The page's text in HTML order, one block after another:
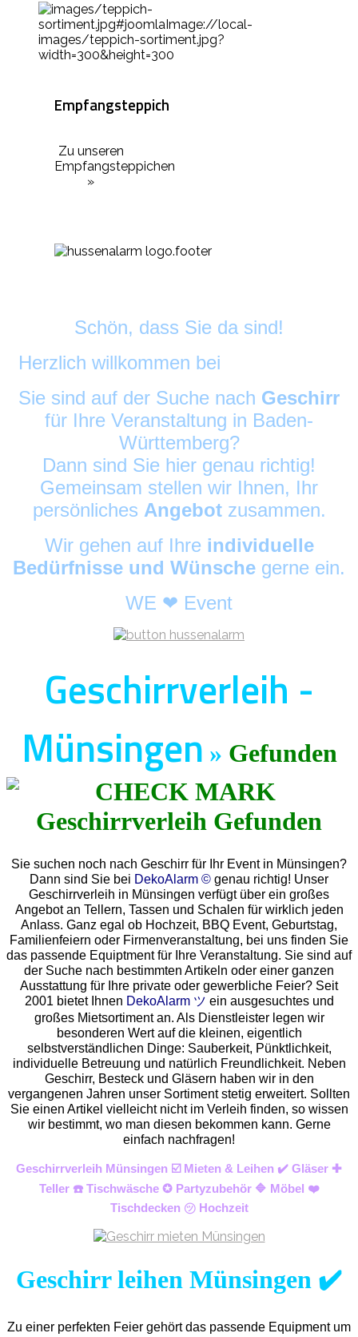
Empfangsteppich
Zu unseren
Empfangsteppichen
»
Schön, dass Sie da sind!
Herzlich willkommen bei
Sie sind auf der Suche nach Geschirr
für Ihre Veranstaltung in Baden-
Württemberg?
Dann sind Sie hier genau richtig!
Gemeinsam stellen wir Ihnen, Ihr
persönliches Angebot zusammen.
Wir gehen auf Ihre individuelle
Bedürfnisse und Wünsche gerne ein.
WE ❤ Event
Geschirrverleih -
Münsingen » Gefunden
Sie suchen noch nach Geschirr für Ihr Event in Münsingen?
Dann sind Sie bei DekoAlarm © genau richtig! Unser
Geschirrverleih in Münsingen verfügt über ein großes
Angebot an Tellern, Tassen und Schalen für wirklich jeden
Anlass. Ganz egal ob Hochzeit, BBQ Event, Geburtstag,
Familienfeiern oder Firmenveranstaltung, bei uns finden Sie
das passende Equiptment für Ihre Veranstaltung. Sie sind auf
der Suche nach bestimmten Artikeln oder einer ganzen
Ausstattung für Ihre private oder gewerbliche Feier? Seit
2001 bietet Ihnen DekoAlarm ツ ein ausgesuchtes und
großes Mietsortiment an. Als Dienstleister legen wir
besonderen Wert auf die kleinen, eigentlich
selbstverständlichen Dinge: Sauberkeit, Pünktlichkeit,
individuelle Betreuung und natürlich Freundlichkeit. Neben
Geschirr, Besteck und Gläsern haben wir in den
vergangenen Jahren unser Sortiment stetig erweitert. Sollten
Sie einen Artikel vielleicht nicht im Verleih finden, so wissen
wir bestimmt, wo man diesen bekommen kann. Gerne
einfach nachfragen!
Geschirrverleih Münsingen ☑️ Mieten & Leihen ✔️ Gläser ✚
Teller ☎️ Tischwäsche ✪ Partyzubehör 🔷 Möbel ❤️
Tischdecken ㋡ Hochzeit
Geschirr leihen Münsingen ✔️
Zu einer perfekten Feier gehört das passende Equipment um